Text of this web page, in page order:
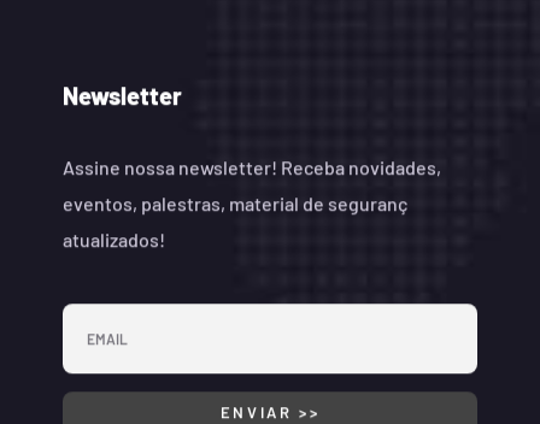
Newsletter
Assine nossa newsletter! Receba novidades,
eventos, palestras, material de seguranç
atualizados!